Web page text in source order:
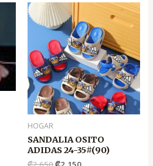
HOGAR
SANDALIA OSITO
ADIDAS 24-35#(90)
El
precio
original
era:
.
₡2,650
actual
es:
.
₡2,150